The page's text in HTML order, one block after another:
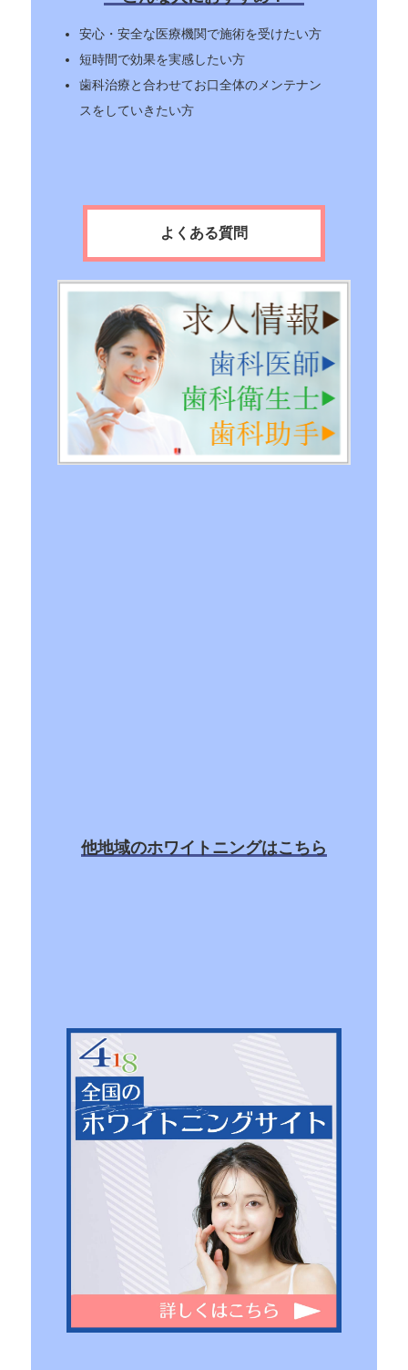
安心・安全な医療機関で施術を受けたい方
短時間で効果を実感したい方
歯科治療と合わせてお口全体のメンテナン
スをしていきたい方
よくある質問
他地域のホワイトニングはこちら